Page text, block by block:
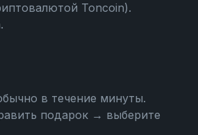
Toncoin).
в течение минуты.
подарок → выберите